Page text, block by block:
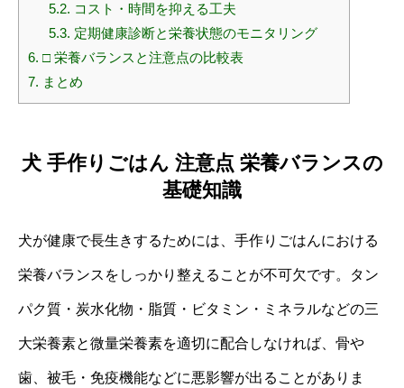
5.2. コスト・時間を抑える工夫
5.3. 定期健康診断と栄養状態のモニタリング
6. □ 栄養バランスと注意点の比較表
7. まとめ
犬 手作りごはん 注意点 栄養バランスの
基礎知識
犬が健康で長生きするためには、手作りごはんにおける
栄養バランスをしっかり整えることが不可欠です。タン
パク質・炭水化物・脂質・ビタミン・ミネラルなどの三
大栄養素と微量栄養素を適切に配合しなければ、骨や
歯、被毛・免疫機能などに悪影響が出ることがありま